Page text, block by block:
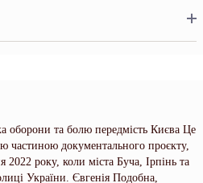
оборони та болю передмість Києва Це
частиною документального проєкту,
2022 року, коли міста Буча, Ірпінь та
України. Євгенія Подобна,